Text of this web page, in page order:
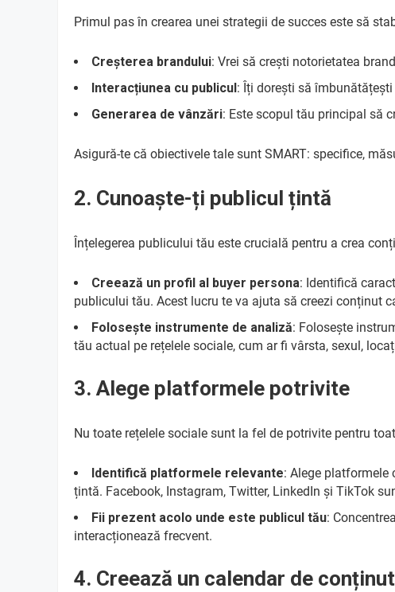
Primul pas în crearea unei strategii de succes este să
Creșterea brandului: Vrei să crești notorietatea
Interacțiunea cu publicul : Îți dorești să
Generarea de vânzări: Este scopul tău principal să
Asigură-te că obiectivele tale sunt SMART: specifice,
2. Cunoaște-ți publicul țintă
Înțelegerea publicului tău este crucială pentru a crea
Creează un profil al buyer persona: Identifică
publicului tău. Acest lucru te va ajuta să creezi conținut
Folosește instrumente de analiză: Folosește
tău actual pe rețelele sociale, cum ar fi vârsta, sexul,
3. Alege platformele potrivite
Nu toate rețelele sociale sunt la fel de potrivite pentru
Identifică platformele relevante: Alege platformele
țintă. Facebook, Instagram, Twitter, LinkedIn și TikTok
Fii prezent acolo unde este publicul tău:
interacționează frecvent.
4. Creează un calendar de conținut